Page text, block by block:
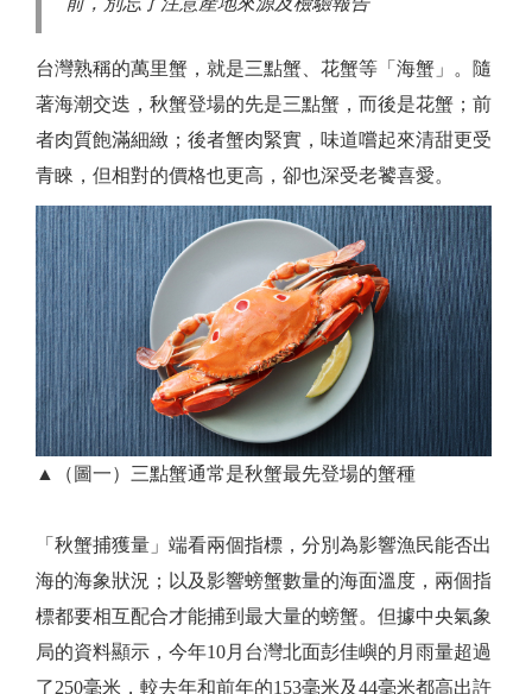
台灣熟稱的萬里蟹，就是三點蟹、花蟹等「海蟹」。隨
著海潮交迭，秋蟹登場的先是三點蟹，而後是花蟹；前
者肉質飽滿細緻；後者蟹肉緊實，味道嚐起來清甜更受
青睞，但相對的價格也更高，卻也深受老饕喜愛。
▲（圖一）三點蟹通常是秋蟹最先登場的蟹種
「秋蟹捕獲量」端看兩個指標，分別為影響漁民能否出
海的海象狀況；以及影響螃蟹數量的海面溫度，兩個指
標都要相互配合才能捕到最大量的螃蟹。但據中央氣象
局的資料顯示，今年10月台灣北面彭佳嶼的月雨量超過
了250毫米，較去年和前年的153毫米及44毫米都高出許